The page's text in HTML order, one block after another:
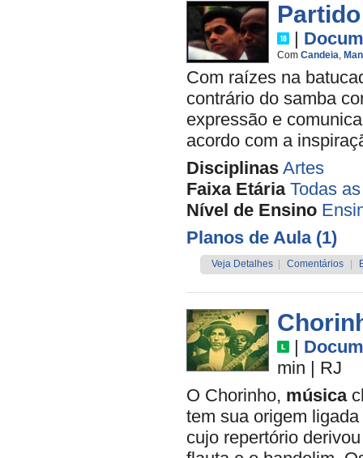
|
Com Candeia,
Com raízes na
contrário do samba
expressão e
acordo com a
Disciplinas Artes
Faixa Etária Todas
Nível de Ensino
Planos de Aula (1)
Veja Detalhes Comentários
|
min | RJ
O Chorinho, música
tem sua origem
cujo repertório